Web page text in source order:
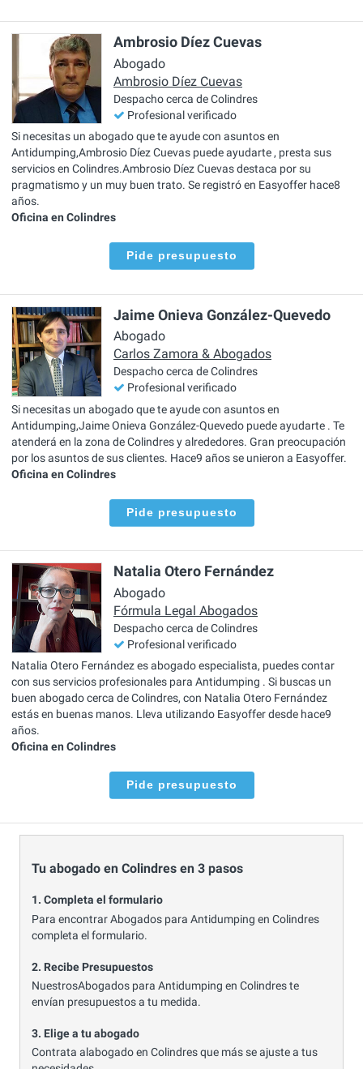
Ambrosio Díez Cuevas
Abogado
Ambrosio Díez Cuevas
Despacho cerca de Colindres
Profesional verificado
Si necesitas un abogado que te ayude con asuntos en
Antidumping,Ambrosio Díez Cuevas puede ayudarte , presta sus
servicios en Colindres.Ambrosio Díez Cuevas destaca por su
pragmatismo y un muy buen trato. Se registró en Easyoffer hace8
años.
Oficina en Colindres
Pide presupuesto
Jaime Onieva González-Quevedo
Abogado
Carlos Zamora & Abogados
Despacho cerca de Colindres
Profesional verificado
Si necesitas un abogado que te ayude con asuntos en
Antidumping,Jaime Onieva González-Quevedo puede ayudarte . Te
atenderá en la zona de Colindres y alrededores. Gran preocupación
por los asuntos de sus clientes. Hace9 años se unieron a Easyoffer.
Oficina en Colindres
Pide presupuesto
Natalia Otero Fernández
Abogado
Fórmula Legal Abogados
Despacho cerca de Colindres
Profesional verificado
Natalia Otero Fernández es abogado especialista, puedes contar
con sus servicios profesionales para Antidumping . Si buscas un
buen abogado cerca de Colindres, con Natalia Otero Fernández
estás en buenas manos. Lleva utilizando Easyoffer desde hace9
años.
Oficina en Colindres
Pide presupuesto
Tu abogado en Colindres en 3 pasos
1. Completa el formulario
Para encontrar Abogados para Antidumping en Colindres
completa el formulario.
2. Recibe Presupuestos
NuestrosAbogados para Antidumping en Colindres te
envían presupuestos a tu medida.
3. Elige a tu abogado
Contrata alabogado en Colindres que más se ajuste a tus